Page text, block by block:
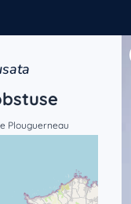
Plouguerneau